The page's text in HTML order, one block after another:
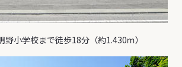
野小学校まで徒歩18分（約1.430ｍ）